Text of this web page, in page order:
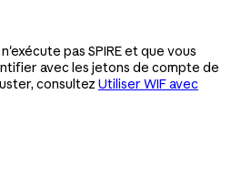
pas SPIRE et que vous
avec les jetons de compte de
consultez Utiliser WIF avec